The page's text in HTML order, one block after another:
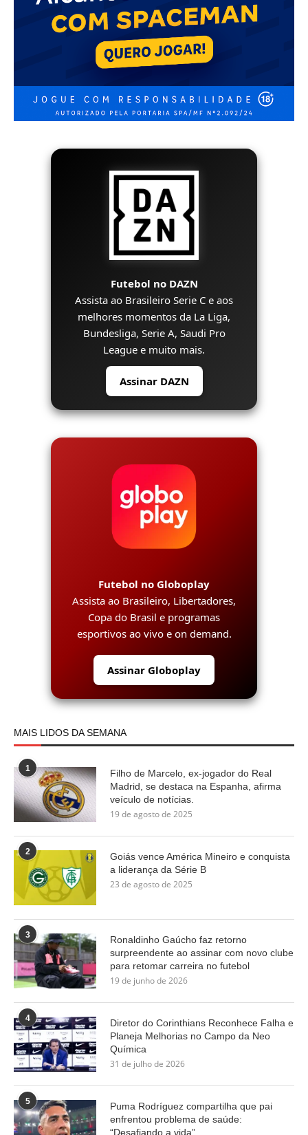
Futebol no DAZN
Assista ao Brasileiro Serie C e aos
melhores momentos da La Liga,
Bundesliga, Serie A, Saudi Pro
League e muito mais.
Assinar DAZN
Futebol no Globoplay
Assista ao Brasileiro, Libertadores,
Copa do Brasil e programas
esportivos ao vivo e on demand.
Assinar Globoplay
MAIS LIDOS DA SEMANA
1
Filho de Marcelo, ex-jogador do Real
Madrid, se destaca na Espanha, afirma
veículo de notícias.
19 de agosto de 2025
2
Goiás vence América Mineiro e conquista
a liderança da Série B
23 de agosto de 2025
3
Ronaldinho Gaúcho faz retorno
surpreendente ao assinar com novo clube
para retomar carreira no futebol
19 de junho de 2026
4
Diretor do Corinthians Reconhece Falha e
Planeja Melhorias no Campo da Neo
Química
31 de julho de 2026
5
Puma Rodríguez compartilha que pai
enfrentou problema de saúde:
“Desafiando a vida”